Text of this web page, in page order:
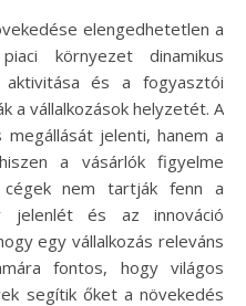
környezet dinamikus
aktivitása és a fogyasztói
a vállalkozások helyzetét. A
jelenti, hanem a
a vásárlók figyelme
cégek nem tartják fenn a
jelenlét és az innováció
egy vállalkozás releváns
fontos, hogy világos
segítik őket a növekedés